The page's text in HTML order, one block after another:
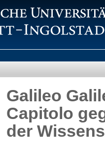
Galileo
Capitolo
der